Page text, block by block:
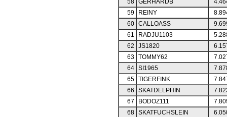
58 GERHARDB
59
REINY
60
CALLOASS
61
RADJU1103
62
JS1820
63
TOMMY62
64
SI1965
65
TIGERFINK
66
SKATDELPHIN
67
BODOZ111
68
SKATFUCHSLEIN